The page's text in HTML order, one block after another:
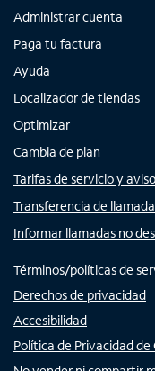
Administrar cuenta
Paga tu factura
Ayuda
Localizador de tiendas
Optimizar
Cambia de plan
Tarifas de servicio y
Transferencia de
Informar llamadas no
Términos/políticas de
Derechos de privacidad
Accesibilidad
Política de Privacidad de